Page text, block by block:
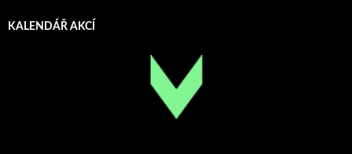
KALENDÁŘ AKCÍ